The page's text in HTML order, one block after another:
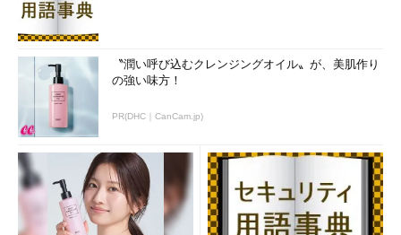
〝潤い呼び込むクレンジングオイル〟が、美肌作り
の強い味方！
PR(DHC｜CanCam.jp)